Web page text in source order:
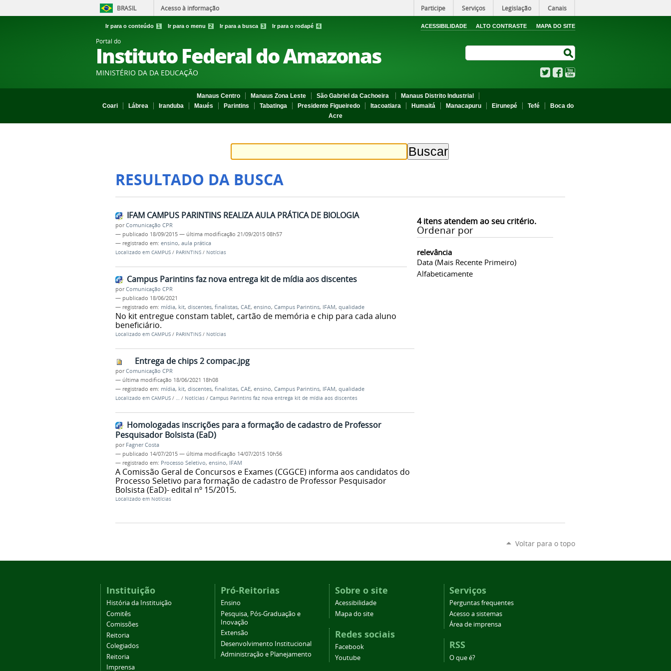
BRASIL Acesso à informação Participe Serviços Legislação Canais
Ir para o conteúdo 1 Ir para o menu 2 Ir para a busca 3 Ir para o rodapé 4 ACESSIBILIDADE ALTO CONTRASTE MAPA DO SITE
Portal do
Instituto Federal do Amazonas
MINISTÉRIO DA DA EDUCAÇÃO TwitterFacebook
Manaus Centro Manaus Zona Leste São Gabriel da Cachoeira
Manaus Distrito Industrial
Coari
Lábrea Iranduba Maués Parintins Tabatinga Presidente Figueiredo Itacoatiara Humaitá Manacapuru Eirunepé Tefé
Boca do
Acre
RESULTADO DA BUSCA
4itens atendem ao seu critério.
Ordenar por
relevância
Data (mais Recente Primeiro)
Alfabeticamente
IFAM CAMPUS PARINTINS REALIZA AULA PRÁTICA DE BIOLOGIA
porComunicação CPR
— publicado 18/09/2015 — última modificação 21/09/2015 08h57
— registrado em: ensino, aula prática
Localizado em CAMPUS / PARINTINS / Notícias
Campus Parintins faz nova entrega kit de mídia aos discentes
porComunicação CPR
— publicado 18/06/2021
— registrado em: mídia, kit, discentes, finalistas, CAE, ensino, Campus Parintins, IFAM, qualidade
No kit entregue constam tablet, cartão de memória e chip para cada aluno
beneficiário.
Localizado em CAMPUS / PARINTINS / Notícias
Entrega de chips 2 compac.jpg
porComunicação CPR
— última modificação 18/06/2021 18h08
— registrado em: mídia, kit, discentes, finalistas, CAE, ensino, Campus Parintins, IFAM, qualidade
Localizado em CAMPUS / … / Notícias / Campus Parintins faz nova entrega kit de mídia aos discentes
Homologadas inscrições para a formação de cadastro de Professor
Pesquisador Bolsista (EaD)
por Fagner Costa
— publicado 14/07/2015 — última modificação 14/07/2015 10h56
— registrado em: Processo Seletivo, ensino, IFAM
A Comissão Geral de Concursos e Exames (CGGCE) informa aos candidatos do
Processo Seletivo para formação de cadastro de Professor Pesquisador
Bolsista (EaD)- edital nº 15/2015.
Localizado em Notícias
Voltar para o topo
Instituição
História da Instituição
Comitês
Comissões
Reitoria
Colegiados
Reitoria
Imprensa
Pró-Reitorias
Ensino
Pesquisa, Pós-Graduação e
Inovação
Extensão
Desenvolvimento Institucional
Administração e Planejamento
Sobre o site
Acessibilidade
Mapa do site
Redes sociais
Facebook
Youtube
Serviços
Perguntas frequentes
Acesso a sistemas
Área de imprensa
RSS
O que é?